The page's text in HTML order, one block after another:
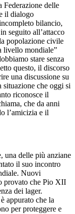
Federazione delle
il dialogo
bilancio,
seguito all’attacco
popolazione civile
livello mondiale”
stare senza
questo, il discorso
una discussione su
situazione che oggi si
riconosce il
che da anni
l’amicizia e il
una delle più anziane
il suo incontro
Nuovi
provato che Pio XII
dei lager.
appurato che la
per proteggere e